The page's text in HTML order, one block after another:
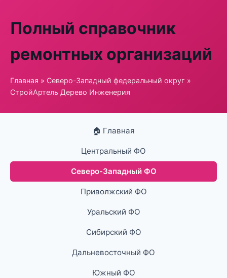
Полный справочник
ремонтных организаций
Главная » Северо-Западный федеральный округ »
СтройАртель Дерево Инженерия
🏠 Главная
Центральный ФО
Северо-Западный ФО
Приволжский ФО
Уральский ФО
Сибирский ФО
Дальневосточный ФО
Южный ФО